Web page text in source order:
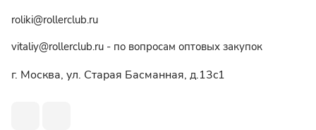
roliki@rollerclub.ru
vitaliy@rollerclub.ru - по вопросам оптовых закупок
г. Москва, ул. Старая Басманная, д.13c1